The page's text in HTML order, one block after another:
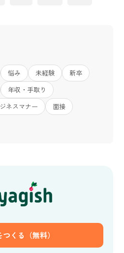
悩み 未経験
新卒
年収・手取り
ネスマナー
面接
くる（無料）